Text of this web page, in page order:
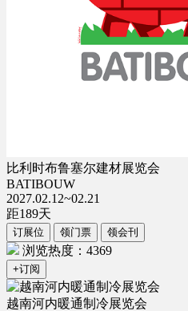
比利时布鲁塞尔建材展览会
BATIBOUW
2027.02.12~02.21
距189天
订展位 领门票 领会刊
浏览热度：4369
+订阅
越南河内暖通制冷展览会